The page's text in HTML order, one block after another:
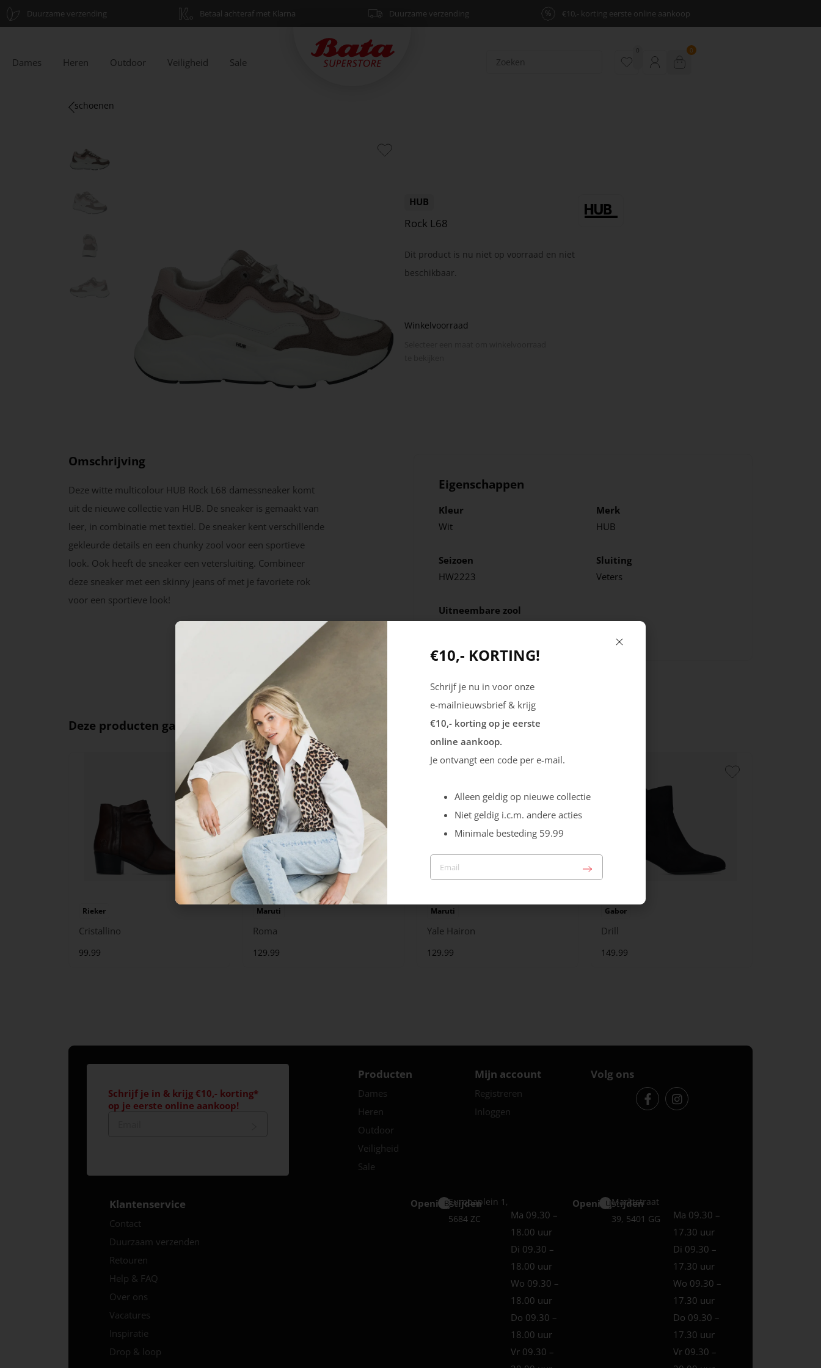
Duurzame verzending Betaal achteraf met Klarna Duurzame verzending % €10,- korting eerste online aankoop
Dames Heren Outdoor Veiligheid Sale
0 0
schoenen
HUB
Rock L68
Dit product is nu niet op voorraad en niet
beschikbaar.
Winkelvoorraad
Omschrijving
Deze witte multicolour HUB Rock L68 damessneaker komt
uit de nieuwe collectie van HUB. De sneaker is gemaakt van
leer, in combinatie met textiel. De sneaker kent verschillende
gekleurde details en een chunky zool voor een sportieve
look. Ook heeft de sneaker een vetersluiting. Combineer
deze sneaker met een skinny jeans of met je favoriete rok
voor een sportieve look!
Eigenschappen
Kleur
Wit
Merk
HUB
Seizoen
HW2223
Sluiting
Veters
Uitneembare zool
Deze producten ga je leuk vinden
Rieker
Cristallino
99.99
Maruti
Roma
129.99
Maruti
Yale Hairon
129.99
Gabor
Drill
149.99
Schrijf je in & krijg €10,- korting*
op je eerste online aankoop!
Producten
Dames
Heren
Outdoor
Veiligheid
Sale
Mijn account
Registreren
Inloggen
Volg ons
Klantenservice
Contact
Duurzaam verzenden
Retouren
Help & FAQ
Over ons
Vacatures
Inspiratie
Drop & loop
Openingstijden
Best
Europaplein 1,
5684 ZC
Ma 09.30 –
18.00 uur
Di 09.30 –
18.00 uur
Wo 09.30 –
18.00 uur
Do 09.30 –
18.00 uur
Vr 09.30 –
Openingstijden
Uden
Marktstraat
39, 5401 GG
Ma 09.30 –
17.30 uur
Di 09.30 –
17.30 uur
Wo 09.30 –
17.30 uur
Do 09.30 –
17.30 uur
Vr 09.30 –
€10,- KORTING!
Schrijf je nu in voor onze
e-mailnieuwsbrief & krijg
€10,- korting op je eerste
online aankoop.
Je ontvangt een code per e-mail.
Alleen geldig op nieuwe collectie
Niet geldig i.c.m. andere acties
Minimale besteding 59.99